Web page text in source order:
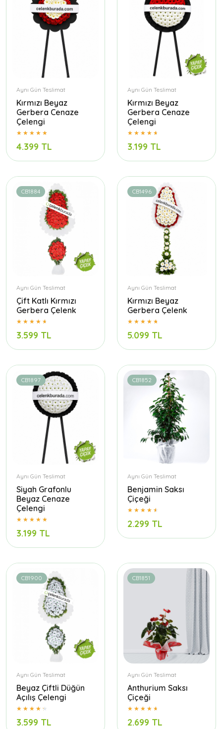
Aynı Gün Teslimat
Kırmızı Beyaz
Gerbera Cenaze
Çelengi
4.399 TL
Aynı Gün Teslimat
Kırmızı Beyaz
Gerbera Cenaze
Çelengi
3.199 TL
CB1884
Aynı Gün Teslimat
Çift Katlı Kırmızı
Gerbera Çelenk
3.599 TL
CB1496
Aynı Gün Teslimat
Kırmızı Beyaz
Gerbera Çelenk
5.099 TL
CB1897
Aynı Gün Teslimat
Siyah Grafonlu
Beyaz Cenaze
Çelengi
3.199 TL
CB1852
Aynı Gün Teslimat
Benjamin Saksı
Çiçeği
2.299 TL
CB1900
Aynı Gün Teslimat
Beyaz Çiftli Düğün
Açılış Çelengi
3.599 TL
CB1851
Aynı Gün Teslimat
Anthurium Saksı
Çiçeği
2.699 TL